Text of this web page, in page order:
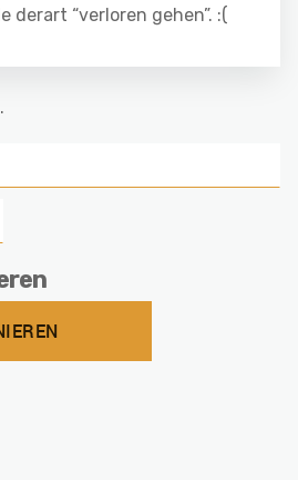
derart “verloren gehen”. :(